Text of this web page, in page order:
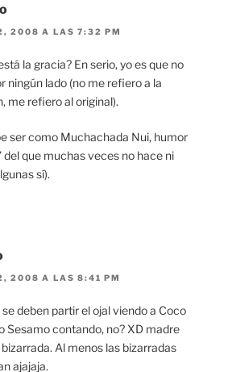
2008 A LAS 7:32 PM
la gracia? En serio, yo es que no
ningún lado (no me refiero a la
me refiero al original).
ser como Muchachada Nui, humor
del que muchas veces no hace ni
sí).
2008 A LAS 8:41 PM
se deben partir el ojal viendo a Coco
Sesamo contando, no? XD madre
Al menos las bizarradas
ajajaja.